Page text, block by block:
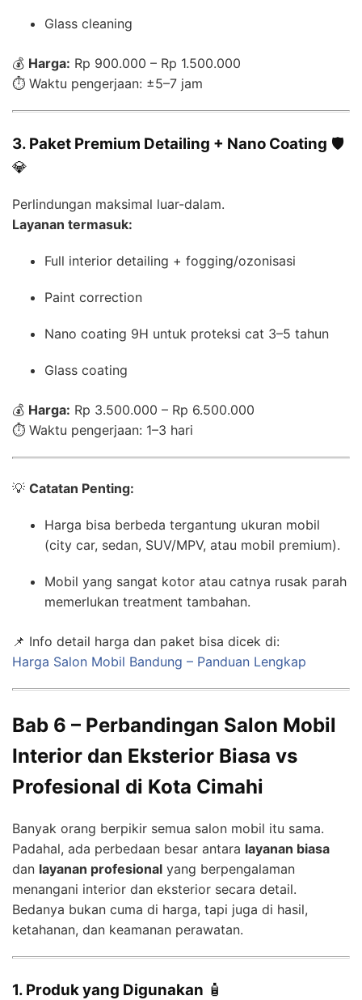
Glass cleaning
💰 Harga: Rp 900.000 – Rp 1.500.000
⏱️ Waktu pengerjaan: ±5–7 jam
3. Paket Premium Detailing + Nano Coating 🛡️
💎
Perlindungan maksimal luar-dalam.
Layanan termasuk:
Full interior detailing + fogging/ozonisasi
Paint correction
Nano coating 9H untuk proteksi cat 3–5 tahun
Glass coating
💰 Harga: Rp 3.500.000 – Rp 6.500.000
⏱️ Waktu pengerjaan: 1–3 hari
💡 Catatan Penting:
Harga bisa berbeda tergantung ukuran mobil
(city car, sedan, SUV/MPV, atau mobil premium).
Mobil yang sangat kotor atau catnya rusak parah
memerlukan treatment tambahan.
📌 Info detail harga dan paket bisa dicek di:
Harga Salon Mobil Bandung – Panduan Lengkap
Bab 6 – Perbandingan Salon Mobil
Interior dan Eksterior Biasa vs
Profesional di Kota Cimahi
Banyak orang berpikir semua salon mobil itu sama.
Padahal, ada perbedaan besar antara layanan biasa
dan layanan profesional yang berpengalaman
menangani interior dan eksterior secara detail.
Bedanya bukan cuma di harga, tapi juga di hasil,
ketahanan, dan keamanan perawatan.
1. Produk yang Digunakan 🧴